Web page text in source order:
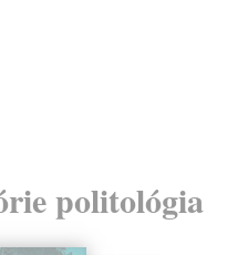
politológia